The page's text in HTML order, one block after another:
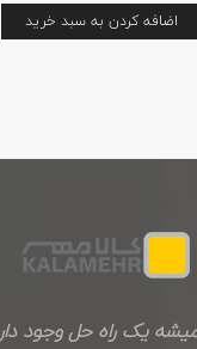
اضافه کردن به سبد خرید
یک راه حل وجود